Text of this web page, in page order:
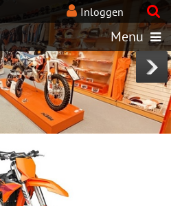
Inloggen
Menu